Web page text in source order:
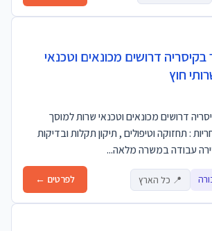
בקיסריה דרושים מכונאים וטכנאי
חוץ
דרושים מכונאים וטכנאי שרות למוסך
: תחזוקה וטיפולים , תיקון תקלות ובדיקות
עבודה במשרה מלאה...
📍 כל הארץ לפרטים ←